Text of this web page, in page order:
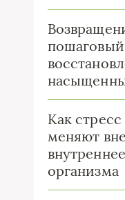
Как
меняют
организма